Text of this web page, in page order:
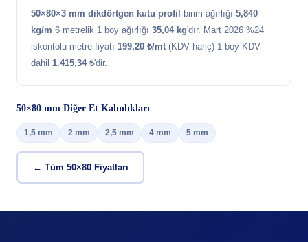
50×80×3 mm dikdörtgen kutu profil birim ağırlığı 5,840
kg/m 6 metrelik 1 boy ağırlığı 35,04 kg'dır. Mart 2026 %24
iskontolu metre fiyatı 199,20 ₺/mt (KDV hariç) 1 boy KDV
dahil 1.415,34 ₺'dir.
50×80 mm Diğer Et Kalınlıkları
1,5 mm 2 mm 2,5 mm 4 mm 5 mm
← Tüm 50×80 Fiyatları